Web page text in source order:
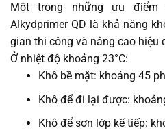
Một trong những ưu
Alkydprimer QD là khả năng
gian thi công và nâng cao hiệu
Ở nhiệt độ khoảng 23°C:
Khô bề mặt: khoảng 45
Khô để đi lại được:
Khô để sơn lớp kế tiếp: